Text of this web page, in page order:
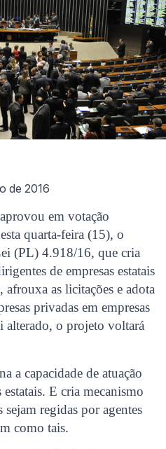
de 2016
em votação
quarta-feira (15), o
(PL) 4.918/16, que cria
de empresas estatais
as licitações e adota
privadas em empresas
o projeto voltará
a capacidade de atuação
E cria mecanismo
sejam regidas por agentes
como tais.